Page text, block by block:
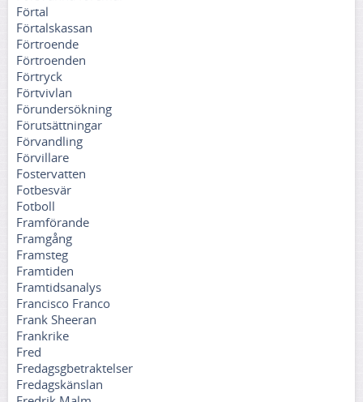
Förtal
Förtalskassan
Förtroende
Förtroenden
Förtryck
Förtvivlan
Förundersökning
Förutsättningar
Förvandling
Förvillare
Fostervatten
Fotbesvär
Fotboll
Framförande
Framgång
Framsteg
Framtiden
Framtidsanalys
Francisco Franco
Frank Sheeran
Frankrike
Fred
Fredagsgbetraktelser
Fredagskänslan